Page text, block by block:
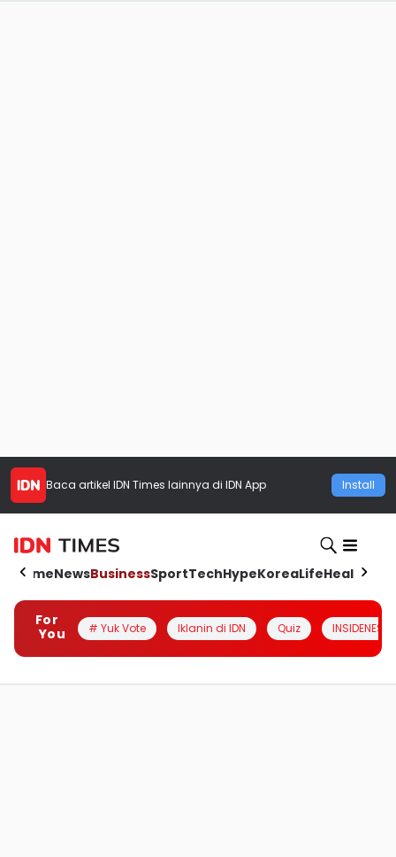
Baca artikel IDN Times lainnya di IDN App Install
HomeNewsBusinessSportTechHypeKoreaLifeHealth
For
You
# Yuk Vote Iklanin di IDN Quiz INSIDENESIA